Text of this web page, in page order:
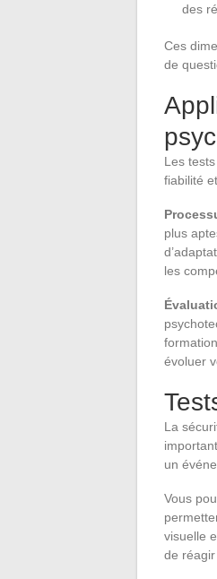
des
Ces
de
Les
fiabilité
plus
les
évoluer
La
un
Vous
visuelle
de